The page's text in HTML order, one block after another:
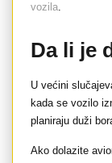
vozila.
Da li je
U većini
kada se vozilo
planiraju duži
Ako dolazite